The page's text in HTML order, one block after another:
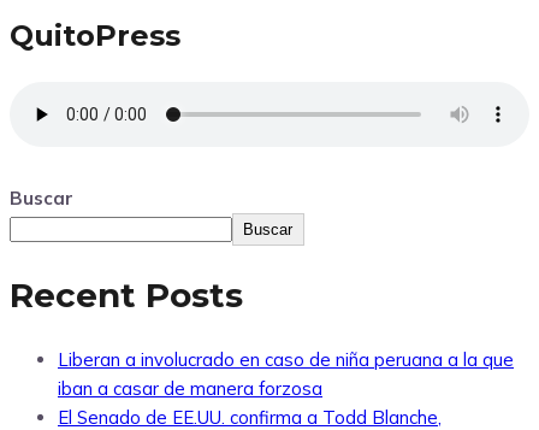
QuitoPress
Buscar
Buscar
Recent Posts
Liberan a involucrado en caso de niña peruana a la que
iban a casar de manera forzosa
El Senado de EE.UU. confirma a Todd Blanche,